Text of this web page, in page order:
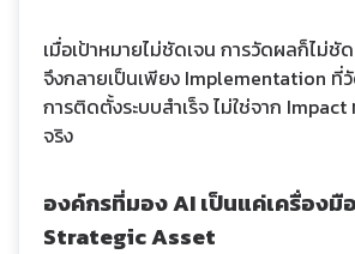
เมื่อเป้าหมายไม่ชัดเจน การวัดผลก็ไม่ชัด
จึงกลายเป็นเพียง Implementation ที่วั
การติดตั้งระบบสำเร็จ ไม่ใช่จาก
จริง
องค์กรที่มอง AI เป็นแค่เครื่องมื
Strategic Asset